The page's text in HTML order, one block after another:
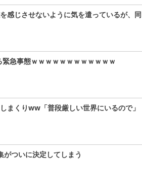
感じさせないように気を遣っているが、同
急事態ｗｗｗｗｗｗｗｗｗｗｗｗ
まくりww「普段厳しい世界にいるので」
ついに決定してしまう